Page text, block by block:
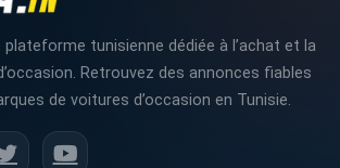
: Jusqu&#039;à 870 litres avec les sièges
tunisienne dédiée à l’achat et la
Retrouvez des annonces fiables
de voitures d’occasion en Tunisie.